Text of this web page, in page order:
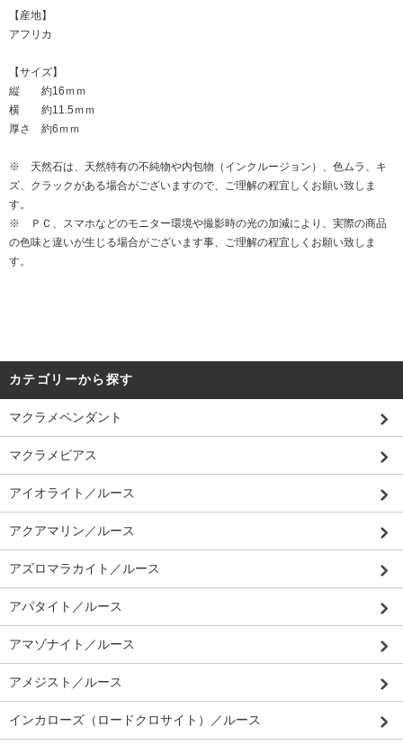
【産地】
アフリカ
【サイズ】
縦 約16ｍｍ
横 約11.5ｍｍ
厚さ 約6ｍｍ
※ 天然石は、天然特有の不純物や内包物（インクルージョン）、色ムラ、キ
ズ、クラックがある場合がございますので、ご理解の程宜しくお願い致しま
す。
※ ＰＣ、スマホなどのモニター環境や撮影時の光の加減により、実際の商品
の色味と違いが生じる場合がございます事、ご理解の程宜しくお願い致しま
す。
カテゴリーから探す
マクラメペンダント
マクラメピアス
アイオライト／ルース
アクアマリン／ルース
アズロマラカイト／ルース
アパタイト／ルース
アマゾナイト／ルース
アメジスト／ルース
インカローズ（ロードクロサイト）／ルース